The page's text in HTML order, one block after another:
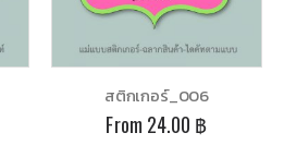
สติกเกอร์_006
From 24.00 ฿